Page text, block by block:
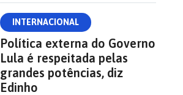
INTERNACIONAL
Política externa do Governo
Lula é respeitada pelas
grandes potências, diz
Edinho